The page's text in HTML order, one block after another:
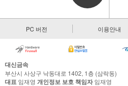
PC 버전 이용안내
대신금속
부산시 사상구 낙동대로 1402, 1층 (삼락동)
대표 임재영 개인정보 보호 책임자임재영